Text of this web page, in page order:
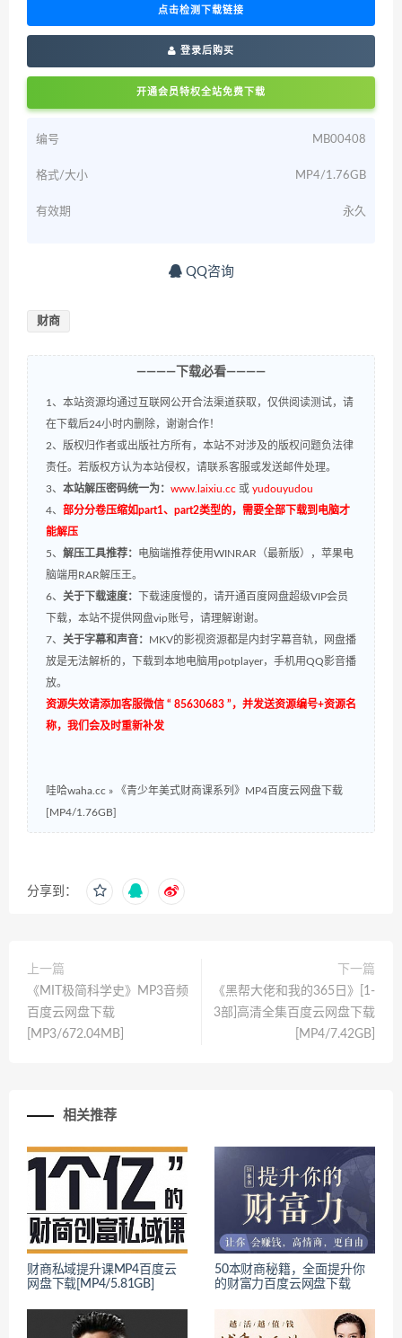
点击检测下载链接
登录后购买
开通会员特权全站免费下载
编号 MB00408
格式/大小 MP4/1.76GB
有效期 永久
QQ咨询
财商
————下载必看————
1、本站资源均通过互联网公开合法渠道获取，仅供阅读测试，请
在下载后24小时内删除，谢谢合作！
2、版权归作者或出版社方所有，本站不对涉及的版权问题负法律
责任。若版权方认为本站侵权，请联系客服或发送邮件处理。
3、 本站解压密码统一为： www.laixiu.cc 或 yudouyudou
4、 部分分卷压缩如part1、part2类型的，需要全部下载到电脑才
能解压
5、 解压工具推荐： 电脑端推荐使用WINRAR（最新版），苹果电
脑端用RAR解压王。
6、 关于下载速度：
下载速度慢的，请开通百度网盘超级VIP会员
下载，本站不提供网盘vip账号，请理解谢谢。
7、 关于字幕和声音： MKV的影视资源都是内封字幕音轨，网盘播
放是无法解析的，下载到本地电脑用potplayer，手机用QQ影音播
放。
资源失效请添加客服微信 “ 85630683 ”，并发送资源编号+资源名
称，我们会及时重新补发
哇哈waha.cc »
《青少年美式财商课系列》MP4百度云网盘下载
[MP4/1.76GB]
分享到：
上一篇
《MIT极简科学史》MP3音频
百度云网盘下载
[MP3/672.04MB]
下一篇
《黑帮大佬和我的365日》[1-
3部]高清全集百度云网盘下载
[MP4/7.42GB]
相关推荐
财商私域提升课MP4百度云
网盘下载[MP4/5.81GB]
50本财商秘籍，全面提升你
的财富力百度云网盘下载